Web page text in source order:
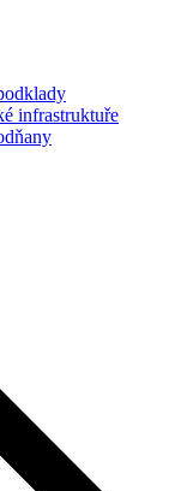
infrastruktuře